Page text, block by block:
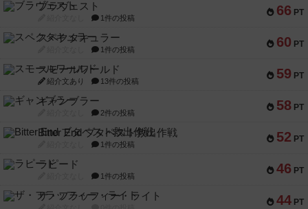
66 PT
ブラヴェスト
1件の投稿
60 PT
スペクタキュラー
1件の投稿
59 PT
スモールワールド
紹介文あり 13件の投稿
58 PT
ギャンブラー
2件の投稿
52 PT
Bitter End ブタペスト救出作戦
1件の投稿
46 PT
ラピード
1件の投稿
44 PT
ザ・フラッフィー・ライト